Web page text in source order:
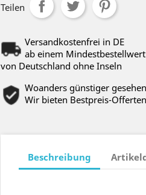
Teilen
Versandkostenfrei in DE
ab einem
von Deutschland ohne Inseln
Woanders günstiger
Wir bieten Bestpreis-
Beschreibung